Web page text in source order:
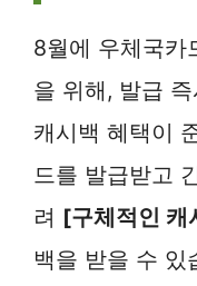
8월에 우체국카
을 위해, 발급
캐시백 혜택이
드를 발급받고
려 [구체적인 캐
백을 받을 수 있